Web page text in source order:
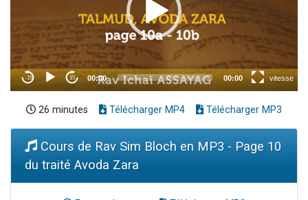
26 minutes Télécharger MP4 Télécharger MP3
Cours de Rav Sim Bloch en MP3 - Page 10
du traité Avoda Zara